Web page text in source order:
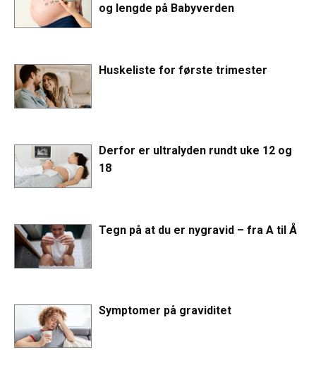
og lengde på Babyverden
Huskeliste for første trimester
Derfor er ultralyden rundt uke 12 og
18
Tegn på at du er nygravid – fra A til Å
Symptomer på graviditet